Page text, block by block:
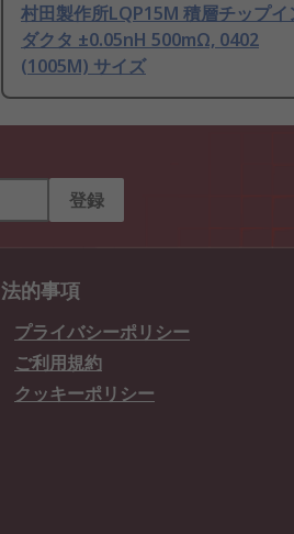
村田製作所LQP15M 積層チップイ
ダクタ ±0.05nH 500mΩ, 0402
(1005M) サイズ
登録
法的事項
プライバシーポリシー
ご利用規約
クッキーポリシー